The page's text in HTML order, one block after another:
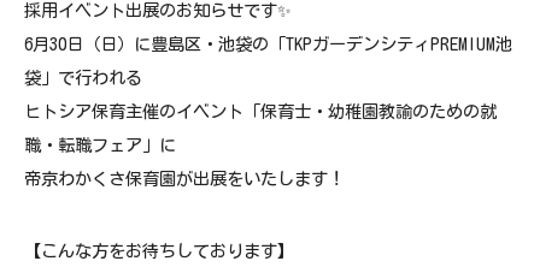
採用イベント出展のお知らせです✨
6月30日（日）に豊島区・池袋の「TKPガーデンシティPREMIUM池
袋」で行われる
ヒトシア保育主催のイベント「保育士・幼稚園教諭のための就
職・転職フェア」に
帝京わかくさ保育園が出展をいたします！
【こんな方をお待ちしております】